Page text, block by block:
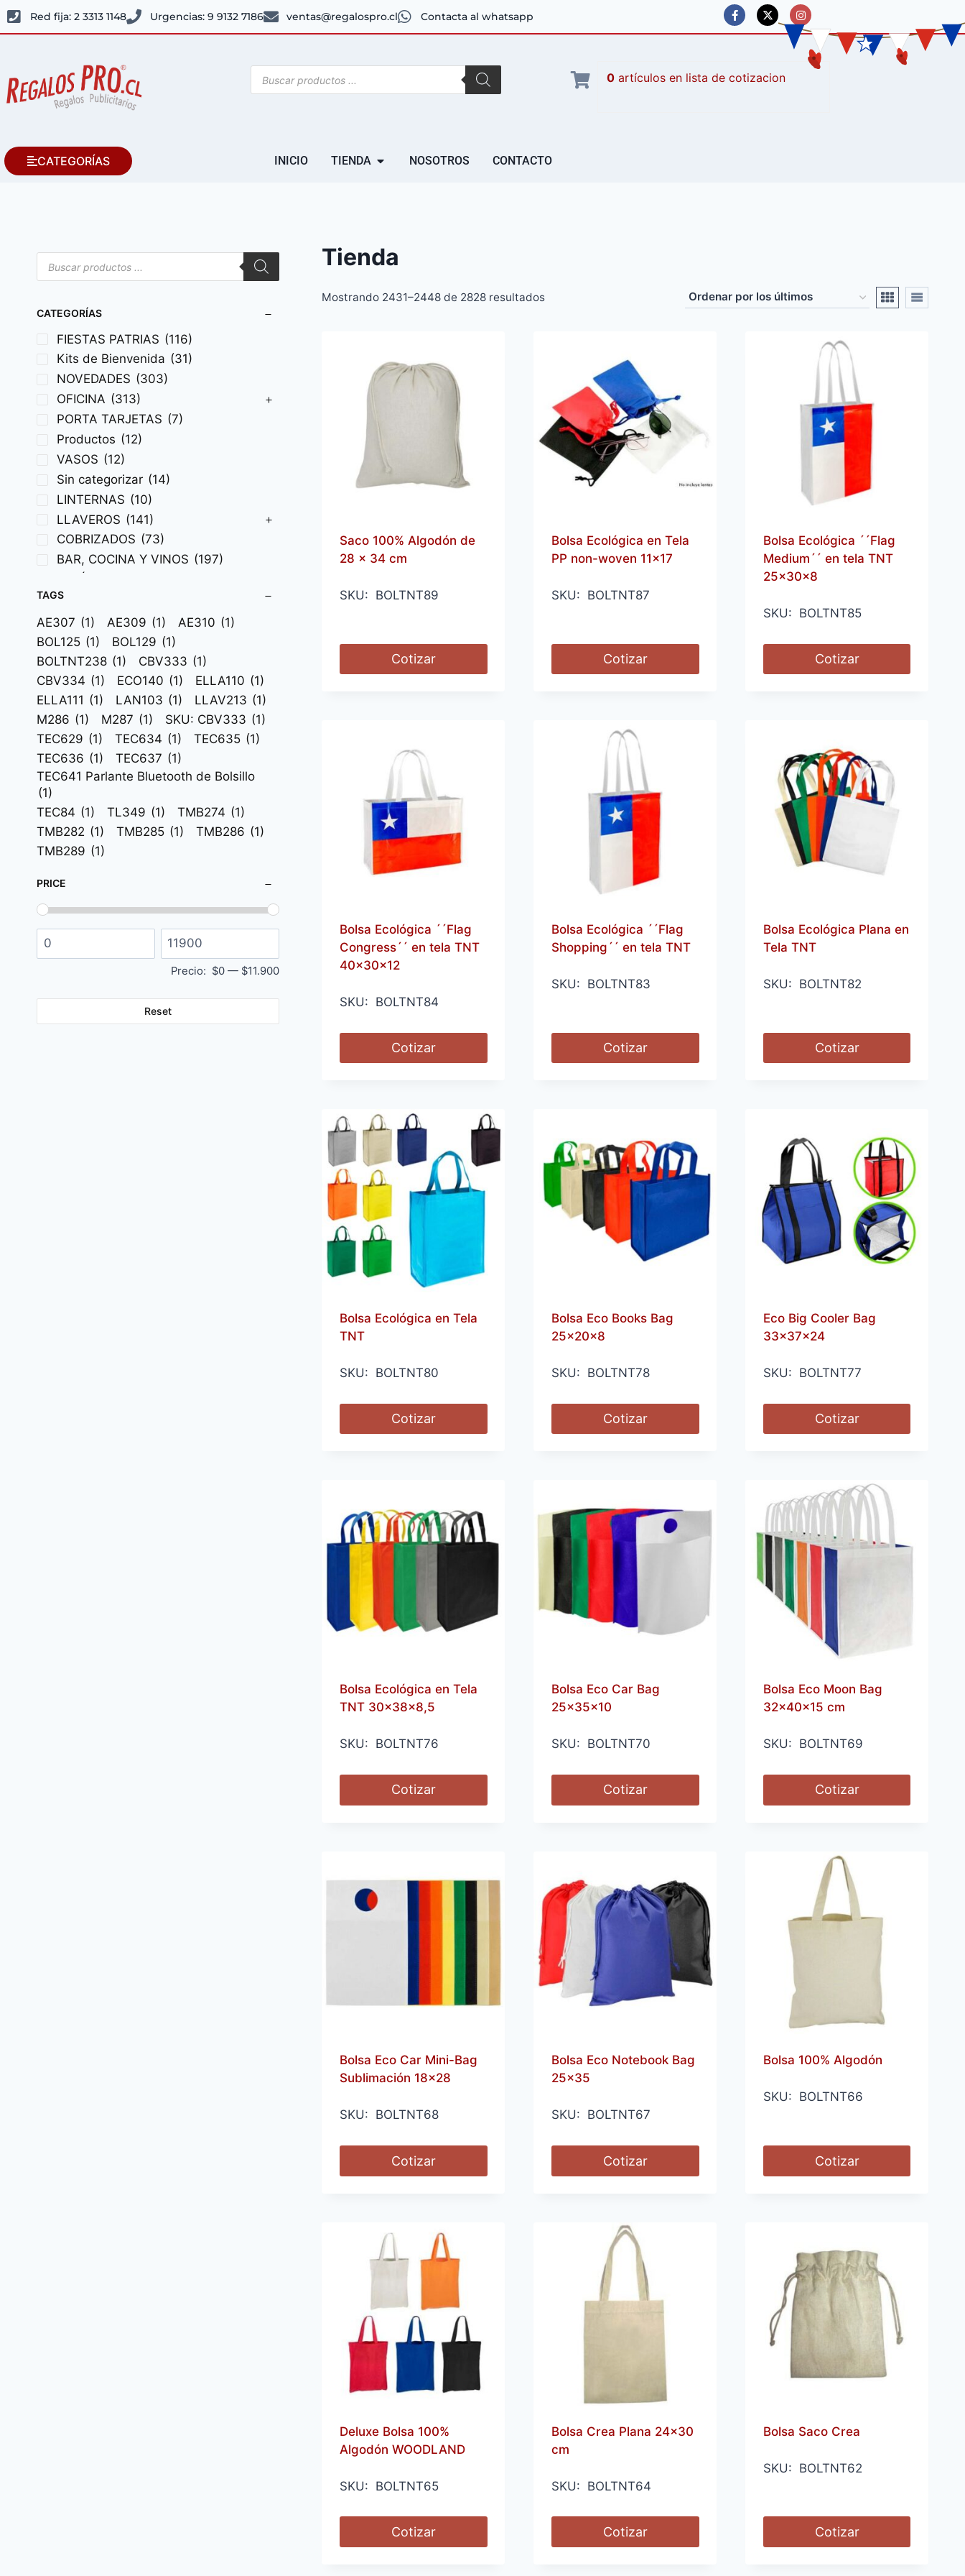
Red fija: 2 3313 1148 Urgencias: 9 9132 7186 ventas@regalospro.cl Contacta al whatsapp
0 artículos
CATEGORÍAS INICIO TIENDA NOSOTROS CONTACTO
Tienda
Mostrando 2431–2448 de 2828 resultados
Saco 100% Algodón de
28 x 34 cm
SKU: BOLTNT89
Cotizar
Bolsa Ecológica en Tela
PP non-woven 11×17
SKU: BOLTNT87
Cotizar
Bolsa Ecológica ´´Flag
Medium´´ en tela TNT
25x30x8
SKU: BOLTNT85
Cotizar
Bolsa Ecológica ´´Flag
Congress´´ en tela TNT
40x30x12
SKU: BOLTNT84
Cotizar
Bolsa Ecológica ´´Flag
Shopping´´ en tela TNT
SKU: BOLTNT83
Cotizar
Bolsa Ecológica Plana en
Tela TNT
SKU: BOLTNT82
Cotizar
Bolsa Ecológica en Tela
TNT
SKU: BOLTNT80
Cotizar
Bolsa Eco Books Bag
25x20x8
SKU: BOLTNT78
Cotizar
Eco Big Cooler Bag
33x37x24
SKU: BOLTNT77
Cotizar
Bolsa Ecológica en Tela
TNT 30x38x8,5
SKU: BOLTNT76
Cotizar
Bolsa Eco Car Bag
25x35x10
SKU: BOLTNT70
Cotizar
Bolsa Eco Moon Bag
32x40x15 cm
SKU: BOLTNT69
Cotizar
Bolsa Eco Car Mini-Bag
Sublimación 18×28
SKU: BOLTNT68
Cotizar
Bolsa Eco Notebook Bag
25×35
SKU: BOLTNT67
Cotizar
Bolsa 100% Algodón
SKU: BOLTNT66
Cotizar
Deluxe Bolsa 100%
Algodón WOODLAND
SKU: BOLTNT65
Cotizar
Bolsa Crea Plana 24×30
cm
SKU: BOLTNT64
Cotizar
Bolsa Saco Crea
SKU: BOLTNT62
Cotizar
CATEGORÍAS
FIESTAS PATRIAS (116)
Kits de Bienvenida (31)
NOVEDADES (303)
OFICINA (313)
PORTA TARJETAS (7)
Productos (12)
VASOS (12)
Sin categorizar (14)
LINTERNAS (10)
LLAVEROS (141)
COBRIZADOS (73)
BAR, COCINA Y VINOS (197)
BOLÍGRAFOS PLÁSTICOS
BOLSAS
(183)
BOLSOS
(90)
MOCHILAS
(176)
TAZAS, MUGS Y BOTELLAS (332)
DULCES PUBLICITARIOS (3)
INSUMOS SANITARIOS (41)
INVIERNO
(28)
LÍNEA ECOLÓGICA
(137)
LÍNEA HOMBRE (59)
ROPA PUBLICITARIA
(287)
TECNOLOGÍA (270)
TIEMPO LIBRE
TROFEOS
TAGS
AE307 (1) AE309 (1) AE310 (1)
BOL125 (1) BOL129 (1)
BOLTNT238 (1) CBV333 (1)
CBV334 (1) ECO140 (1) ELLA110 (1)
ELLA111 (1) LAN103 (1) LLAV213 (1)
M286 (1) M287 (1) SKU: CBV333 (1)
TEC629 (1) TEC634 (1) TEC635 (1)
TEC636 (1) TEC637 (1)
TEC641 Parlante Bluetooth de Bolsillo
(1)
TEC84 (1) TL349 (1) TMB274 (1)
TMB282 (1) TMB285 (1) TMB286 (1)
TMB289 (1)
PRICE
Precio: $0— $11.900
Reset